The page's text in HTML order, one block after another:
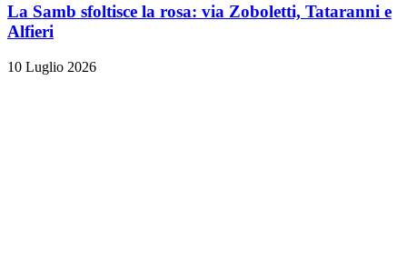
La Samb sfoltisce la rosa: via Zoboletti, Tataranni e
Alfieri
10 Luglio 2026